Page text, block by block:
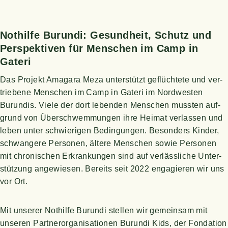
Not­hil­fe Burun­di: Gesund­heit, Schutz und
Per­spek­ti­ven für Men­schen im Camp in
Gateri
Das Pro­jekt Ama­ga­ra Meza unter­stützt geflüch­te­te und ver­
trie­be­ne Men­schen im Camp in Gate­ri im Nord­wes­ten
Burun­dis. Vie­le der dort leben­den Men­schen muss­ten auf­
grund von Über­schwem­mun­gen ihre Hei­mat ver­las­sen und
leben unter schwie­ri­gen Bedin­gun­gen. Beson­ders Kin­der,
schwan­ge­re Per­so­nen, älte­re Men­schen sowie Per­so­nen
mit chro­ni­schen Erkran­kun­gen sind auf ver­läss­li­che Unter­
stüt­zung ange­wie­sen. Bereits seit 2022 enga­gie­ren wir uns
vor Ort.
Mit unse­rer Not­hil­fe Burun­di stel­len wir gemein­sam mit
unse­ren Part­ner­or­ga­ni­sa­tio­nen Burun­di Kids, der Fon­da­ti­on